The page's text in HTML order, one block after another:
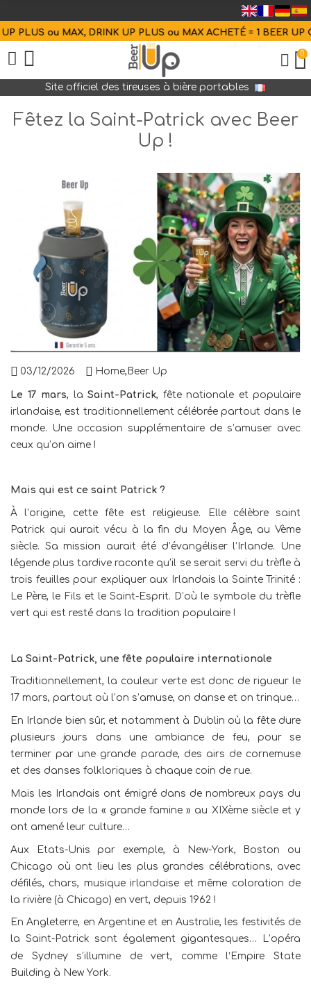
PLUS ou MAX, DRINK UP PLUS ou MAX ACHETÉ = 1 BEER UP
0
Site officiel des tireuses à bière portables
Fêtez la Saint-Patrick avec Beer
Up !
03/12/2026 Home, Beer Up
Le 17 mars, la Saint-Patrick, fête nationale et populaire
irlandaise, est traditionnellement célébrée partout dans le
monde. Une occasion supplémentaire de s’amuser avec
ceux qu’on aime !
Mais qui est ce saint Patrick ?
À l’origine, cette fête est religieuse. Elle célèbre saint
Patrick qui aurait vécu à la fin du Moyen Âge, au Vème
siècle. Sa mission aurait été d’évangéliser l’Irlande. Une
légende plus tardive raconte qu’il se serait servi du trèfle à
trois feuilles pour expliquer aux Irlandais la Sainte Trinité :
Le Père, le Fils et le Saint-Esprit. D’où le symbole du trèfle
vert qui est resté dans la tradition populaire !
La Saint-Patrick, une fête populaire internationale
Traditionnellement, la couleur verte est donc de rigueur le
17 mars, partout où l’on s’amuse, on danse et on trinque…
En Irlande bien sûr, et notamment à Dublin où la fête dure
plusieurs jours dans une ambiance de feu, pour se
terminer par une grande parade, des airs de cornemuse
et des danses folkloriques à chaque coin de rue.
Mais les Irlandais ont émigré dans de nombreux pays du
monde lors de la « grande famine » au XIXème siècle et y
ont amené leur culture…
Aux Etats-Unis par exemple, à New-York, Boston ou
Chicago où ont lieu les plus grandes célébrations, avec
défilés, chars, musique irlandaise et même coloration de
la rivière (à Chicago) en vert, depuis 1962 !
En Angleterre, en Argentine et en Australie, les festivités de
la Saint-Patrick sont également gigantesques… L’opéra
de Sydney s’illumine de vert, comme l’ Empire State
Building à New York.